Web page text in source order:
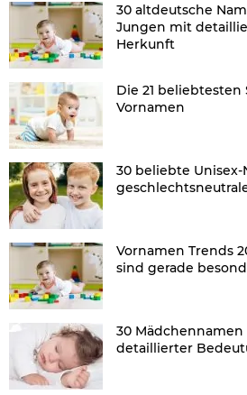
30 altdeutsche
Jungen mit
Herkunft
Die 21 beliebtesten
Vornamen
30 beliebte
Vornamen Trends
sind gerade
30 Mädchennamen
detaillierter